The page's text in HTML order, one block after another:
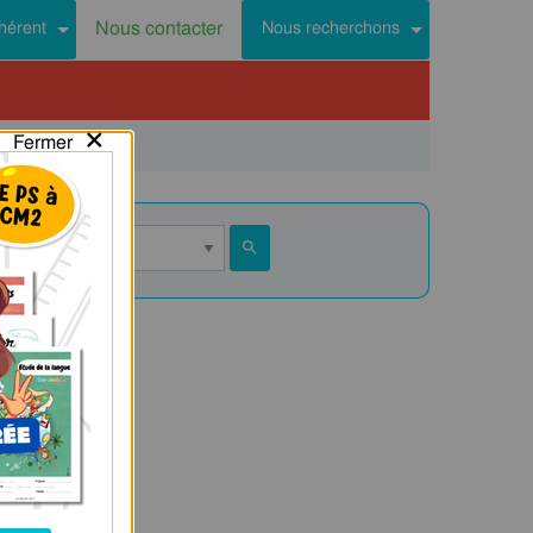
Nous contacter Nous recherchons
Fermer×